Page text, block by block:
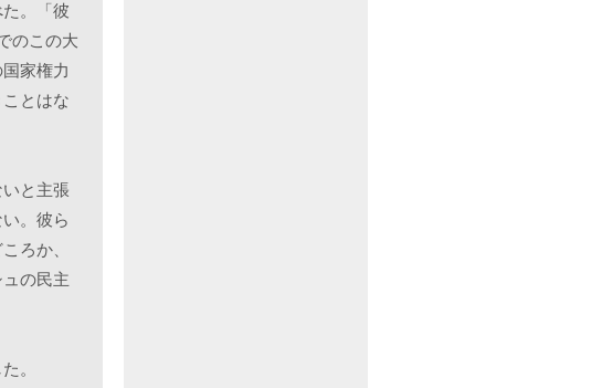
。「彼
のこの大
家権力
とはな
と主張
。彼ら
ろか、
の民主
。